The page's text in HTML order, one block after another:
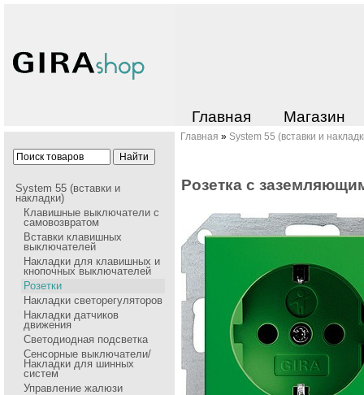
Главная Магазин
System 55 (вставки и
накладки)
Клавишные выключатели с
самовозвратом
Вставки клавишных
выключателей
Накладки для клавишных и
кнопочных выключателей
Розетки
Накладки cветорегуляторов
Накладки датчиков
движения
Светодиодная подсветка
Сенсорные выключатели/
Накладки для шинных
систем
Управление жалюзи
Главная » System 55 (вставки и
Pозетка с